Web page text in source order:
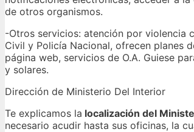
de otros organismos.
-Otros servicios: atención por violencia
Civil y Policía Nacional, ofrecen planes
página web, servicios de O.A. Guiese
y solares.
Dirección de Ministerio Del Interior
Te explicamos la localización del
necesario acudir hasta sus oficinas, la